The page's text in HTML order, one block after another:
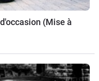
(Mise à